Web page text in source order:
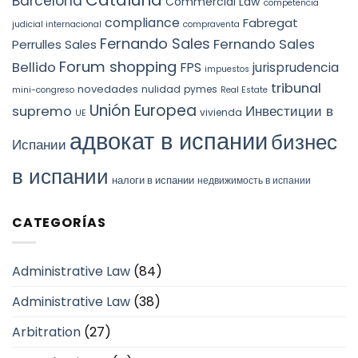
competencia
judicial internacional compliance compraventa Fabregat
Perrulles Sales Fernando Sales Fernando Sales
Bellido Forum shopping FPS impuestos jurisprudencia
mini-congreso novedades nulidad pymes Real Estate tribunal
supremo UE Unión Europea vivienda Инвестиции в
Испании адвокат в испаниибизнес
в испании налоги в испании недвижимость в испании
CATEGORÍAS
Administrative Law (84)
Administrative Law (38)
Arbitration (27)